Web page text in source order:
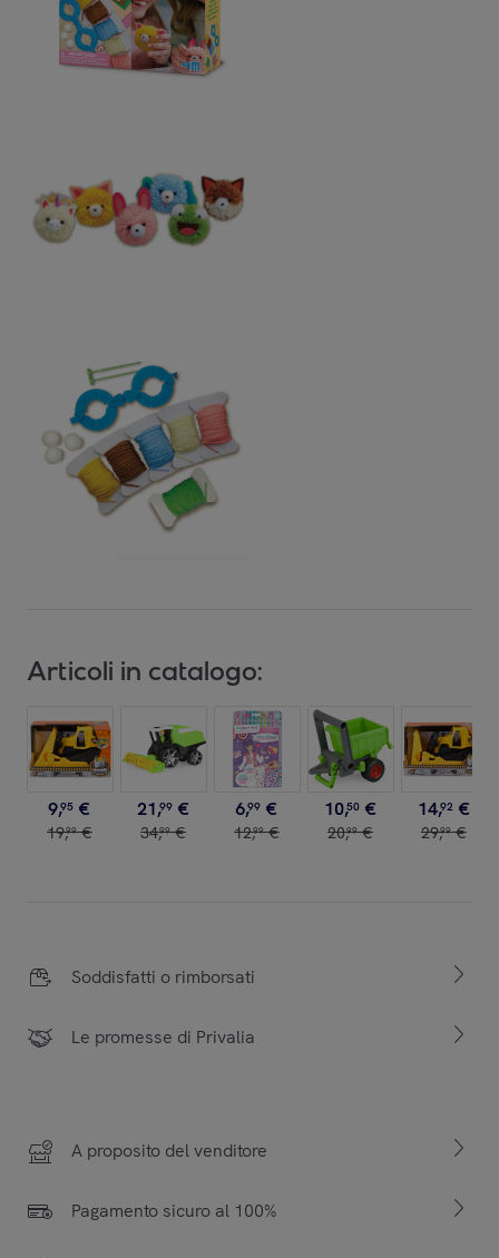
Articoli in catalogo:
9,95 €
19,99 €
21,99 €
34,99 €
6,99 €
12,99 €
10,50 €
20,99 €
14,92 €
29,99 €
Soddisfatti o rimborsati
Le promesse di Privalia
A proposito del venditore
Pagamento sicuro al 100%